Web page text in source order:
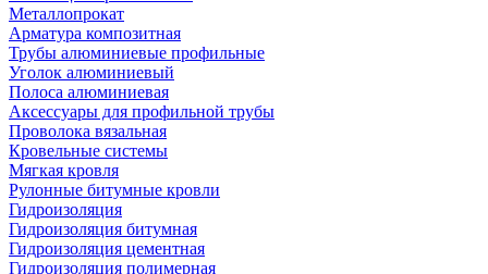
Металлопрокат
Арматура композитная
Трубы алюминиевые профильные
Уголок алюминиевый
Полоса алюминиевая
Аксессуары для профильной трубы
Проволока вязальная
Кровельные системы
Мягкая кровля
Рулонные битумные кровли
Гидроизоляция
Гидроизоляция битумная
Гидроизоляция цементная
Гидроизоляция полимерная